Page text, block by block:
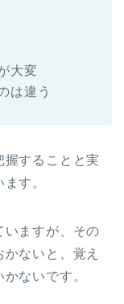
大変
は違う
握することと実
す。
いますが、その
ないと、覚え
ないです。